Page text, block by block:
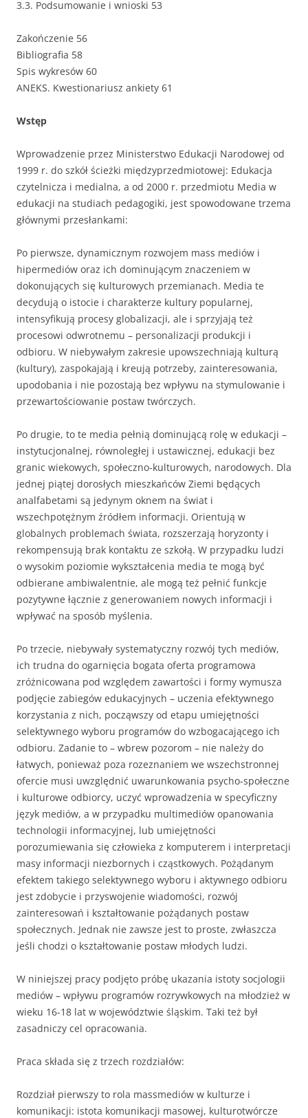
3.3. Podsumowanie i wnioski 53
Zakończenie 56
Bibliografia 58
Spis wykresów 60
ANEKS. Kwestionariusz ankiety 61
Wstęp
Wprowadzenie przez Ministerstwo Edukacji Narodowej od
1999 r. do szkół ścieżki międzyprzedmiotowej: Edukacja
czytelnicza i medialna, a od 2000 r. przedmiotu Media w
edukacji na studiach pedagogiki, jest spowodowane trzema
głównymi przesłankami:
Po pierwsze, dynamicznym rozwojem mass mediów i
hipermediów oraz ich dominującym znaczeniem w
dokonujących się kulturowych przemianach. Media te
decydują o istocie i charakterze kultury popularnej,
intensyfikują procesy globalizacji, ale i sprzyjają też
procesowi odwrotnemu – personalizacji produkcji i
odbioru. W niebywałym zakresie upowszechniają kulturą
(kultury), zaspokajają i kreują potrzeby, zainteresowania,
upodobania i nie pozostają bez wpływu na stymulowanie i
przewartościowanie postaw twórczych.
Po drugie, to te media pełnią dominującą rolę w edukacji –
instytucjonalnej, równoległej i ustawicznej, edukacji bez
granic wiekowych, społeczno-kulturowych, narodowych. Dla
jednej piątej dorosłych mieszkańców Ziemi będących
analfabetami są jedynym oknem na świat i
wszechpotężnym źródłem informacji. Orientują w
globalnych problemach świata, rozszerzają horyzonty i
rekompensują brak kontaktu ze szkołą. W przypadku ludzi
o wysokim poziomie wykształcenia media te mogą być
odbierane ambiwalentnie, ale mogą też pełnić funkcje
pozytywne łącznie z generowaniem nowych informacji i
wpływać na sposób myślenia.
Po trzecie, niebywały systematyczny rozwój tych mediów,
ich trudna do ogarnięcia bogata oferta programowa
zróżnicowana pod względem zawartości i formy wymusza
podjęcie zabiegów edukacyjnych – uczenia efektywnego
korzystania z nich, począwszy od etapu umiejętności
selektywnego wyboru programów do wzbogacającego ich
odbioru. Zadanie to – wbrew pozorom – nie należy do
łatwych, ponieważ poza rozeznaniem we wszechstronnej
ofercie musi uwzględnić uwarunkowania psycho-społeczne
i kulturowe odbiorcy, uczyć wprowadzenia w specyficzny
język mediów, a w przypadku multimediów opanowania
technologii informacyjnej, lub umiejętności
porozumiewania się człowieka z komputerem i interpretacji
masy informacji niezbornych i cząstkowych. Pożądanym
efektem takiego selektywnego wyboru i aktywnego odbioru
jest zdobycie i przyswojenie wiadomości, rozwój
zainteresowań i kształtowanie pożądanych postaw
społecznych. Jednak nie zawsze jest to proste, zwłaszcza
jeśli chodzi o kształtowanie postaw młodych ludzi.
W niniejszej pracy podjęto próbę ukazania istoty socjologii
mediów – wpływu programów rozrywkowych na młodzież w
wieku 16-18 lat w województwie śląskim. Taki też był
zasadniczy cel opracowania.
Praca składa się z trzech rozdziałów:
Rozdział pierwszy to rola massmediów w kulturze i
komunikacji: istota komunikacji masowej, kulturotwórcze